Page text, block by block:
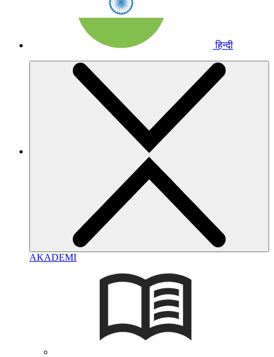
हिन्दी
AKADEMI